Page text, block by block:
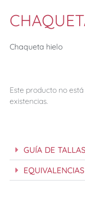
Chaqueta hielo
Este producto no
existencias.
GUÍA DE TALLAS
EQUIVALENCIAS